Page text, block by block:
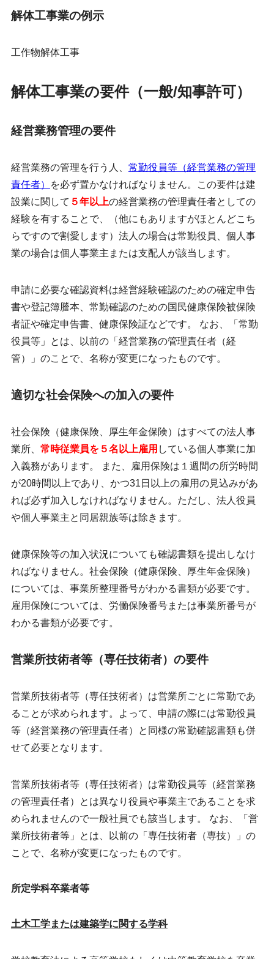
解体工事業の例示
工作物解体工事
解体工事業の要件（一般/知事許可）
経営業務管理の要件
経営業務の管理を行う人、 常勤役員等（経営業務の管理
責任者）
を必ず置かなければなりません。この要件は建
設業に関して ５年以上の経営業務の管理責任者としての
経験を有することで、（他にもありますがほとんどこち
らですので割愛します）法人の場合は常勤役員、個人事
業の場合は個人事業主または支配人が該当します。
申請に必要な確認資料は経営経験確認のための確定申告
書や登記簿謄本、常勤確認のための国民健康保険被保険
者証や確定申告書、健康保険証などです。 なお、「常勤
役員等」とは、以前の「経営業務の管理責任者（経
管）」のことで、名称が変更になったものです。
適切な社会保険への加入の要件
社会保険（健康保険、厚生年金保険）はすべての法人事
業所、 常時従業員を５名以上雇用 している個人事業に加
入義務があります。 また、雇用保険は１週間の所労時間
が20時間以上であり、かつ31日以上の雇用の見込みがあ
れば必ず加入しなければなりません。ただし、法人役員
や個人事業主と同居親族等は除きます。
健康保険等の加入状況についても確認書類を提出しなけ
ればなりません。社会保険（健康保険、厚生年金保険）
については、事業所整理番号がわかる書類が必要です。
雇用保険については、労働保険番号または事業所番号が
わかる書類が必要です。
営業所技術者等（専任技術者）の要件
営業所技術者等（専任技術者）は営業所ごとに常勤であ
ることが求められます。よって、申請の際には常勤役員
等（経営業務の管理責任者）と同様の常勤確認書類も併
せて必要となります。
営業所技術者等（専任技術者）は常勤役員等（経営業務
の管理責任者）とは異なり役員や事業主であることを求
められませんので一般社員でも該当します。 なお、「営
業所技術者等」とは、以前の「専任技術者（専技）」の
ことで、名称が変更になったものです。
所定学科卒業者等
土木工学または建築学に関する学科